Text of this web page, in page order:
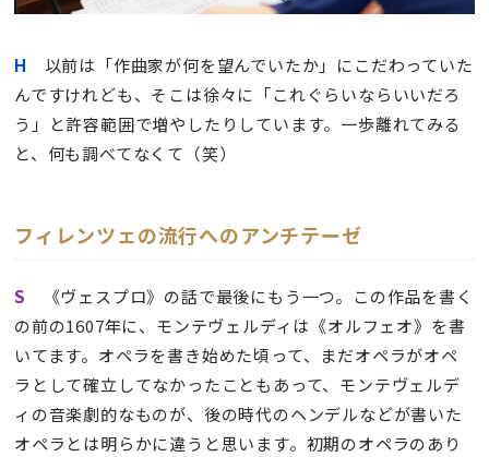
H 以前は「作曲家が何を望んでいたか」にこだわっていた
んですけれども、そこは徐々に「これぐらいならいいだろ
う」と許容範囲で増やしたりしています。一歩離れてみる
と、何も調べてなくて（笑）
フィレンツェの流行へのアンチテーゼ
S 《ヴェスプロ》の話で最後にもう一つ。この作品を書く
の前の1607年に、モンテヴェルディは《オルフェオ》を書
いてます。オペラを書き始めた頃って、まだオペラがオペ
ラとして確立してなかったこともあって、モンテヴェルデ
ィの音楽劇的なものが、後の時代のヘンデルなどが書いた
オペラとは明らかに違うと思います。初期のオペラのあり